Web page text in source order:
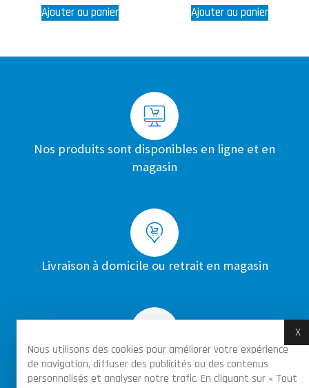
Nous utilisons des cookies pour améliorer votre expérience
de navigation, diffuser des publicités ou des contenus
personnalisés et analyser notre trafic. En cliquant sur « Tout
X
Ajouter au panier Ajouter au panier
Nos produits sont disponibles en ligne et en
magasin
Livraison à domicile ou retrait en magasin
Achats sécurisés par certificat SSL sur toutes
les commandes